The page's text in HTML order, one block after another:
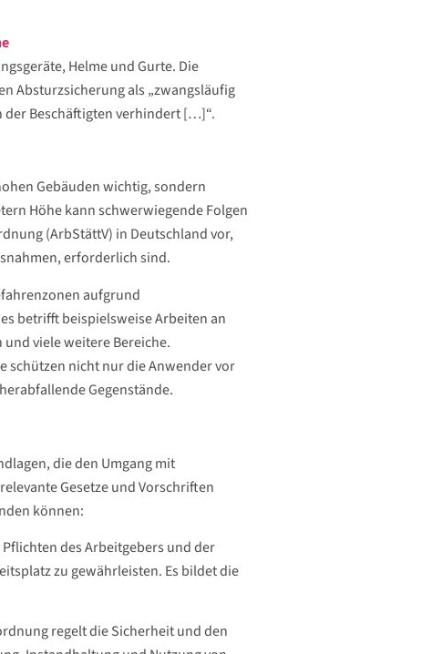
Helme und Gurte. Die
Absturzsicherung als „zwangsläufig
der Beschäftigten verhindert […]“.
Gebäuden wichtig, sondern
Höhe kann schwerwiegende Folgen
(ArbStättV) in Deutschland vor,
erforderlich sind.
aufgrund
betrifft beispielsweise Arbeiten an
viele weitere Bereiche.
schützen nicht nur die Anwender vor
Gegenstände.
die den Umgang mit
Gesetze und Vorschriften
können:
des Arbeitgebers und der
zu gewährleisten. Es bildet die
regelt die Sicherheit und den